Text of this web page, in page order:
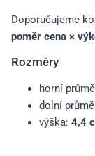
Doporučujeme
poměr cena ×
Rozměry
horní
dolní
výška: 4,4